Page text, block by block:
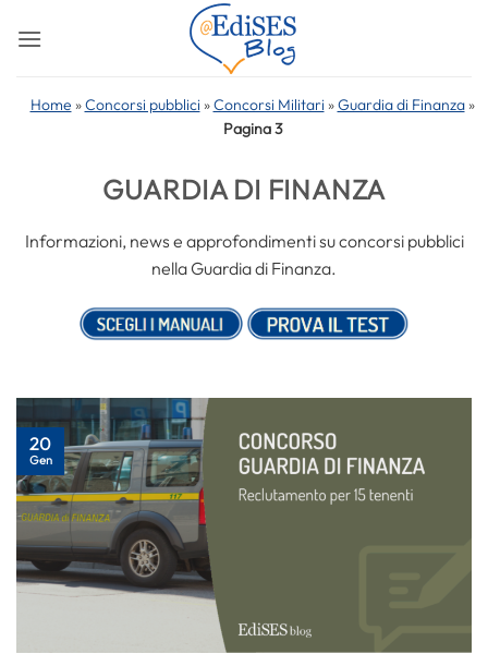
Home »Concorsi pubblici »Concorsi Militari »Guardia di Finanza»
Pagina 3
GUARDIA DI FINANZA
Informazioni, news e approfondimenti su concorsi pubblici
nella Guardia di Finanza.
20
Gen